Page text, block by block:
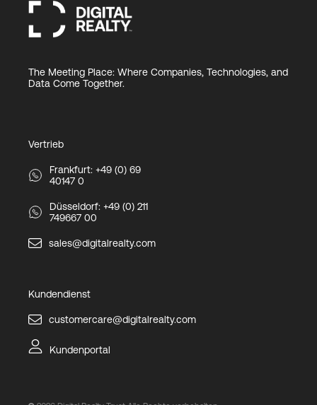
The Meeting Place: Where Companies, Technologies, and
Data Come Together.
Vertrieb
Frankfurt: +49 (0) 69
40147 0
Düsseldorf: +49 (0) 211
749667 00
sales@digitalrealty.com
Kundendienst
customercare@digitalrealty.com
Kundenportal